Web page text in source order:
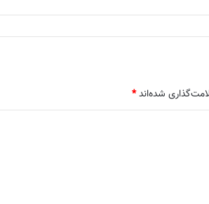
شده‌اند*